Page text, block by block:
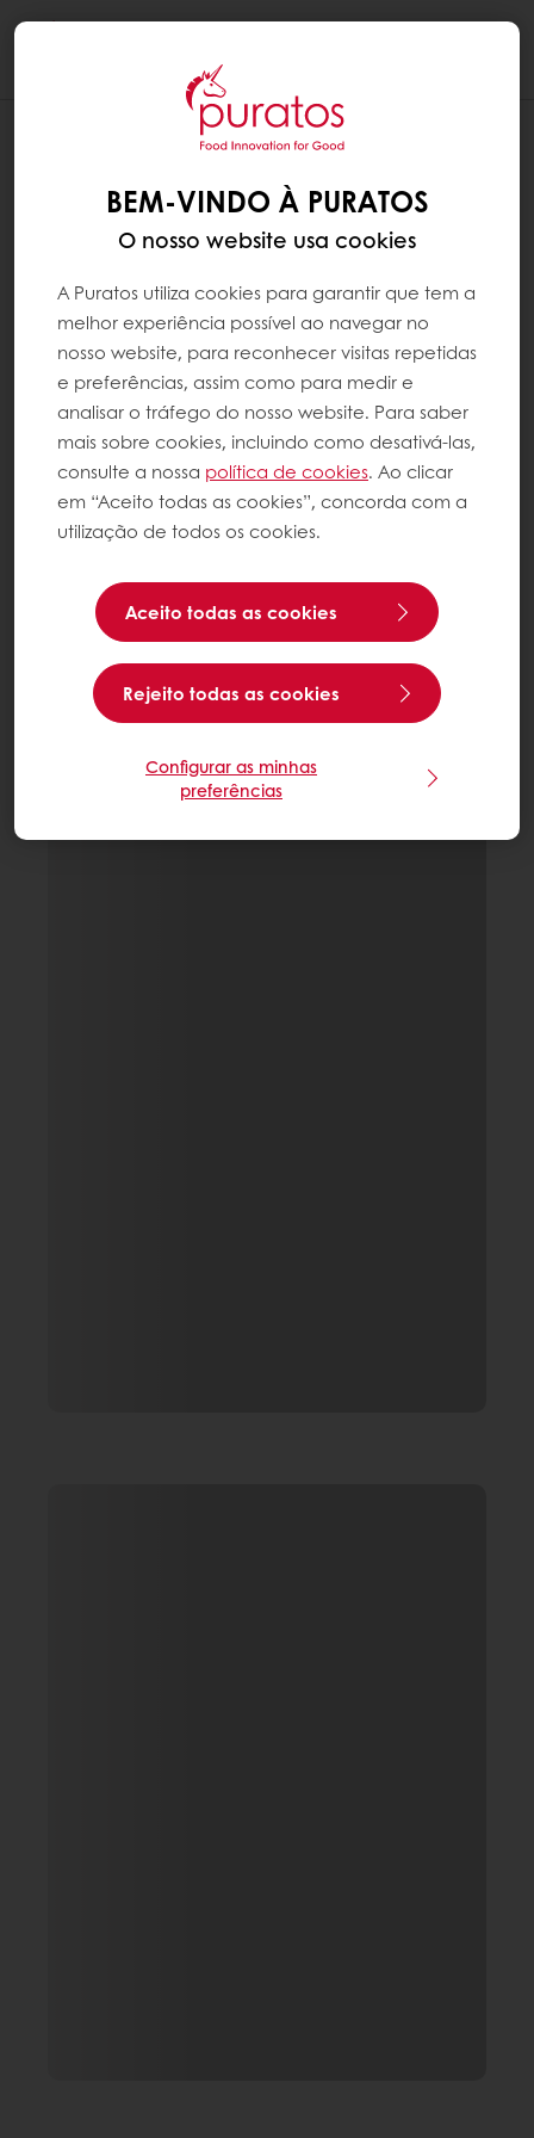
BEM-VINDO À PURATOS
O nosso website usa cookies
A Puratos utiliza cookies para garantir que tem a
melhor experiência possível ao navegar no
nosso website, para reconhecer visitas repetidas
e preferências, assim como para medir e
analisar o tráfego do nosso website. Para saber
mais sobre cookies, incluindo como desativá-las,
consulte a nossa política de cookies. Ao clicar
em “Aceito todas as cookies”, concorda com a
utilização de todos os cookies.
Aceito todas as cookies
Rejeito todas as cookies
Configurar as minhas
preferências